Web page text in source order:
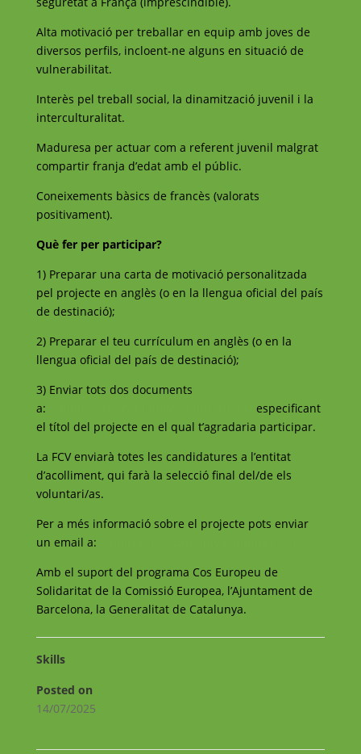
Alta motivació per treballar en equip amb joves de
diversos perfils, incloent-ne alguns en situació de
vulnerabilitat.
Interès pel treball social, la dinamització juvenil i la
interculturalitat.
Maduresa per actuar com a referent juvenil malgrat
compartir franja d’edat amb el públic.
Coneixements bàsics de francès (valorats
positivament).
Què fer per participar?
1) Preparar una carta de motivació personalitzada
pel projecte en anglès (o en la llengua oficial del país
de destinació);
2) Preparar el teu currículum en anglès (o en la
llengua oficial del país de destinació);
3) Enviar tots dos documents
a:
especificant
el títol del projecte en el qual t’agradaria participar.
La FCV enviarà totes les candidatures a l’entitat
d’acolliment, qui farà la selecció final del/de els
voluntari/as.
Per a més informació sobre el projecte pots enviar
un email a:
Amb el suport del programa Cos Europeu de
Solidaritat de la Comissió Europea, l’Ajuntament de
Barcelona, la Generalitat de Catalunya.
Skills
Posted on
14/07/2025